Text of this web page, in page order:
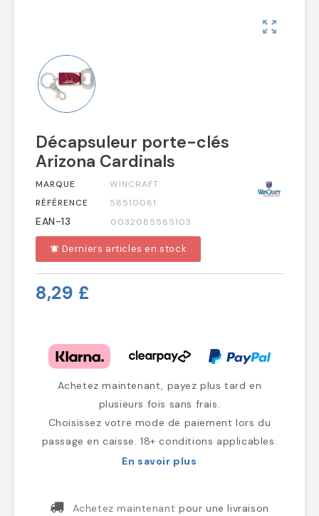
zoom_out_map
Décapsuleur porte-clés
Arizona Cardinals
MARQUE
WINCRAFT
RÉFÉRENCE
58510081
EAN-13 0032085585103
notifications_active Derniers articles en stock
8,29 £
Achetez maintenant, payez plus tard en
plusieurs fois sans frais.
Choisissez votre mode de paiement lors du
passage en caisse. 18+ conditions applicables.
En savoir plus
Achetez maintenant pour une livraison